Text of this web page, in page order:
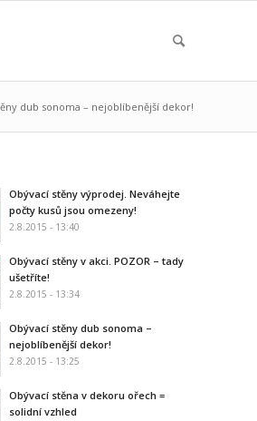
dub sonoma – nejoblíbenější dekor!
Obývací stěny výprodej. Neváhejte
počty kusů jsou omezeny!
2.8.2015 - 13:40
Obývací stěny v akci. POZOR – tady
ušetříte!
2.8.2015 - 13:34
Obývací stěny dub sonoma –
nejoblíbenější dekor!
2.8.2015 - 13:25
Obývací stěna v dekoru ořech =
solidní vzhled